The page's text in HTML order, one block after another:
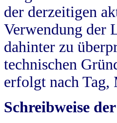
der derzeitigen
Verwendung der
dahinter zu
technischen
erfolgt nach Tag,
Schreibweise